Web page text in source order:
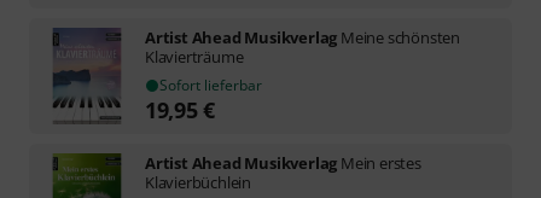
Artist Ahead Musikverlag Meine schönsten
Klavierträume
Sofort lieferbar
19,95€
Artist Ahead Musikverlag Mein erstes
Klavierbüchlein